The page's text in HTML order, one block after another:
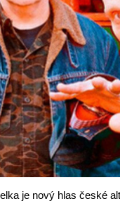
je nový hlas české